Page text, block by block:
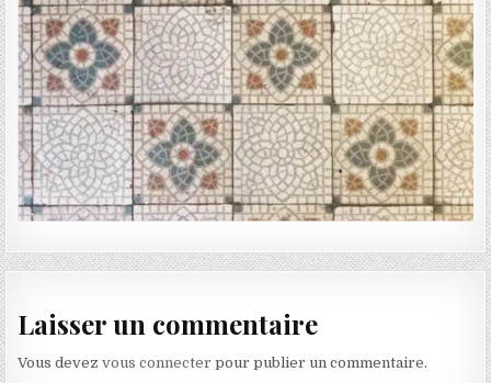
Laisser un commentaire
Vous devezvous connecter pour publier un commentaire.